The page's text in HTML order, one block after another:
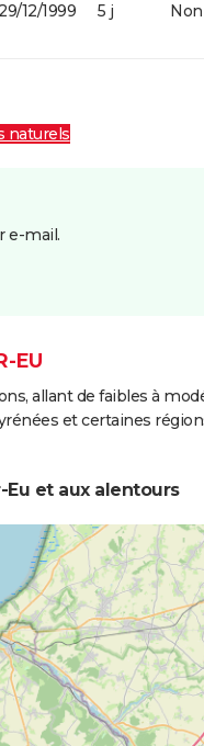
29/12/1999 5 j Non
naturels
e-mail.
EU
allant de faibles à
et certaines
et aux alentours